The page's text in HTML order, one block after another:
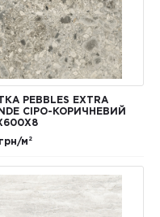
PEBBLES EXTRA
СІРО-КОРИЧНЕВИЙ
м²